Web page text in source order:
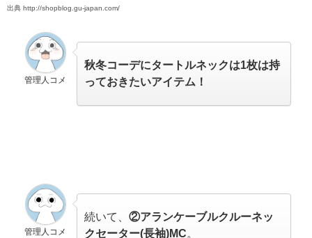
出典 http://shopblog.gu-japan.com/
管理人コメ
秋冬コーデにタートルネックは1枚は持
っておきたいアイテム！
管理人コメ
続いて、 ②アランケーブルクルーネッ
クセーター(長袖)MC。